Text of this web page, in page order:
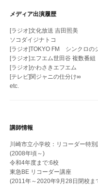
メディア出演履歴
[ラジオ]文化放送 吉田照美
ソコダイジナトコ
[ラジオ]TOKYO FM シンクロの
[ラジオ]エフエム世田谷 複数番組
[ラジオ]かわさきエフエム
[テレビ]関ジャニの仕分け∞
etc.
講師情報
川崎市立小学校：リコーダー特
(2008年頃～)
令和4年度まで:6校
東急BE リコーダー講座
(2011年～2020年9月28日閉校ま